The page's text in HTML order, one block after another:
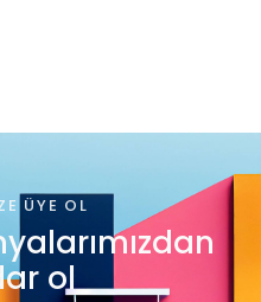
ÜYE OL
ol